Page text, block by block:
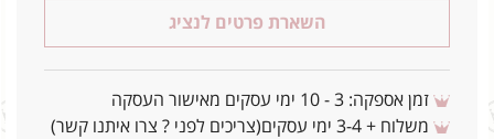
השארת פרטים לנציג
זמן אספקה: 3 - 10 ימי עסקים מאישור העסקה
משלוח + 3-4 ימי עסקים(צריכים לפני ? צרו איתנו קשר)